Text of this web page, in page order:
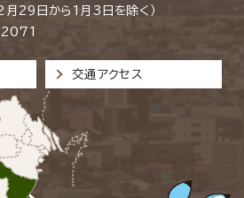
月29日から1月3日を除く）
交通アクセス